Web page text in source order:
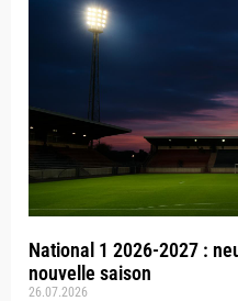
National 1 2026-2027 :
nouvelle saison
26.07.2026